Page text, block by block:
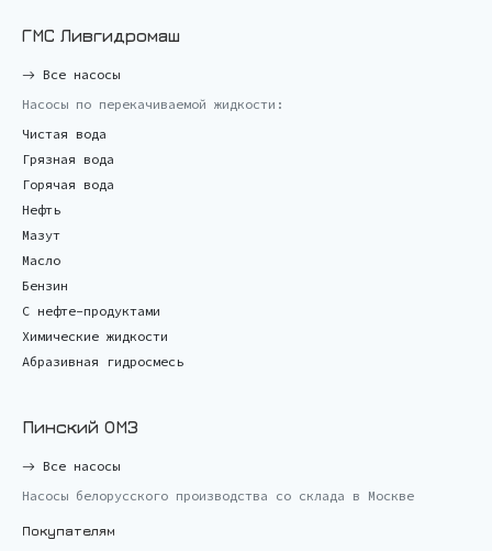
ГМС Ливгидромаш
Все насосы
Насосы по перекачиваемой жидкости:
Чистая вода
Грязная вода
Горячая вода
Нефть
Мазут
Масло
Бензин
С нефте-продуктами
Химические жидкости
Абразивная гидросмесь
Пинский ОМЗ
Все насосы
Насосы белорусского производства со склада в Москве
Покупателям